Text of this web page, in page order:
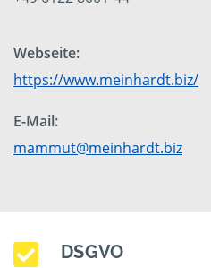
Webseite:
https://www.meinhardt.biz/
E-Mail:
mammut@meinhardt.biz
DSGVO